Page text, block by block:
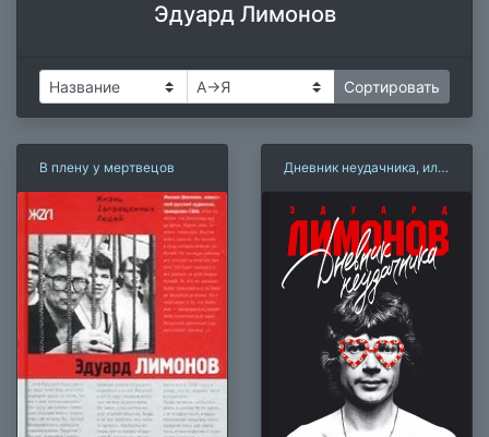
Эдуард Лимонов
В плену у мертвецов
Дневник неудачника, или